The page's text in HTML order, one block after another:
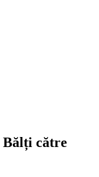
către